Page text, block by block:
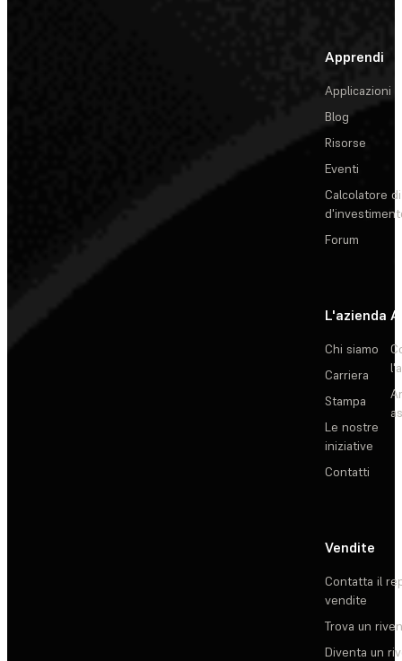
Apprendi
Applicazioni
Blog
Risorse
Eventi
Calcolatore
Forum
L'azienda
Chi siamo
Carriera
Stampa
Le nostre
iniziative
Contatti
Vendite
Contatta il
vendite
Trova un
Diventa un